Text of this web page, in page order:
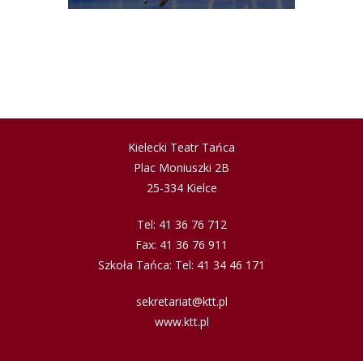
Kielecki Teatr Tańca
Plac Moniuszki 2B
25-334 Kielce
Tel: 41 36 76 712
Fax: 41 36 76 911
Szkoła Tańca: Tel: 41 34 46 171
sekretariat@ktt.pl
www.ktt.pl